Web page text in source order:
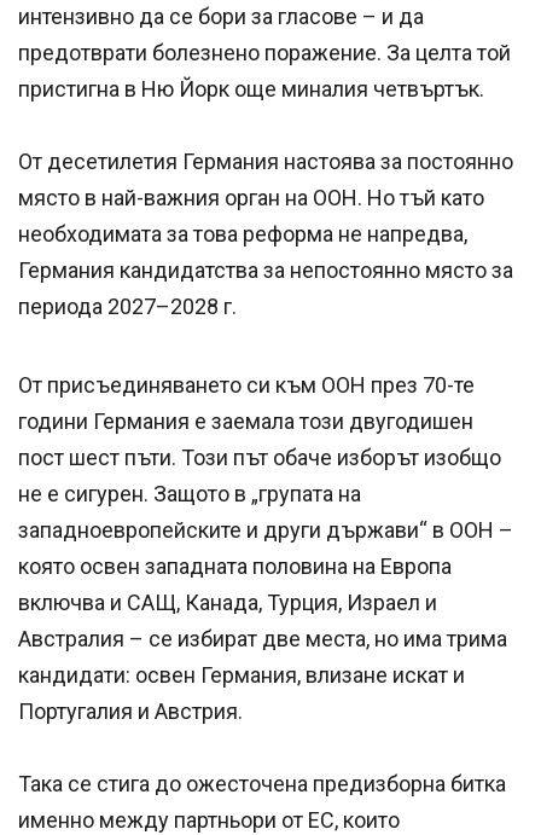
интензивно да се бори за гласове – и да
предотврати болезнено поражение. За целта той
пристигна в Ню Йорк още миналия четвъртък.
От десетилетия Германия настоява за постоянно
място в най-важния орган на ООН. Но тъй като
необходимата за това реформа не напредва,
Германия кандидатства за непостоянно място за
периода 2027–2028 г.
От присъединяването си към ООН през 70-те
години Германия е заемала този двугодишен
пост шест пъти. Този път обаче изборът изобщо
не е сигурен. Защото в „групата на
западноевропейските и други държави“ в ООН –
която освен западната половина на Европа
включва и САЩ, Канада, Турция, Израел и
Австралия – се избират две места, но има трима
кандидати: освен Германия, влизане искат и
Португалия и Австрия.
Така се стига до ожесточена предизборна битка
именно между партньори от ЕС, които